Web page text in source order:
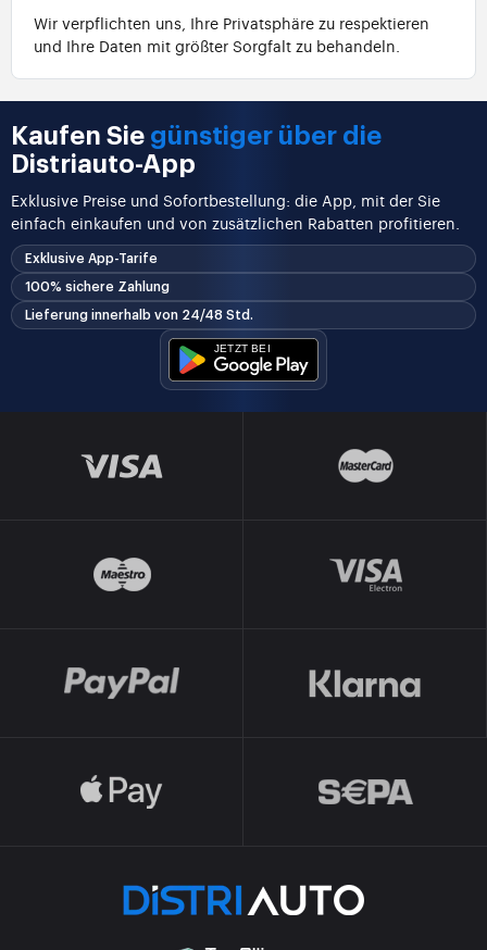
Wir verpflichten uns, Ihre Privatsphäre zu respektieren
und Ihre Daten mit größter Sorgfalt zu behandeln.
Kaufen Sie günstiger über die
Distriauto-App
Exklusive Preise und Sofortbestellung: die App, mit der Sie
einfach einkaufen und von zusätzlichen Rabatten profitieren.
Exklusive App-Tarife
100% sichere Zahlung
Lieferung innerhalb von 24/48 Std.